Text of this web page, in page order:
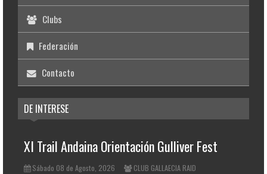
Clubs
Federación
Contacto
DE INTERESE
XI Trail Andaina Orientación Gulliver Fest
Sábado 08 de Agosto, 2026 CLUB GALLAECIA RAID